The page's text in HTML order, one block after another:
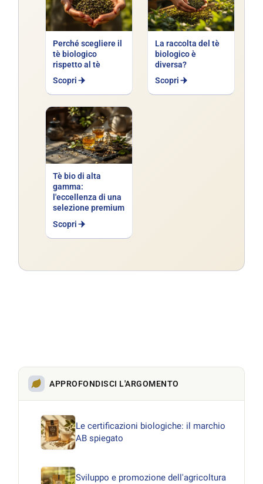
Perché scegliere il
tè biologico
rispetto al tè
Scopri
La raccolta del tè
biologico è
diversa?
Scopri
Tè bio di alta
gamma:
l'eccellenza di una
selezione premium
Scopri
APPROFONDISCI L'ARGOMENTO
Le certificazioni biologiche: il marchio
AB spiegato
Sviluppo e promozione dell'agricoltura